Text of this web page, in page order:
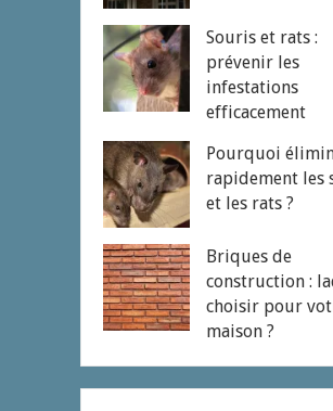
Souris et rats :
prévenir les
infestations
efficacement
Pourquoi
rapidement les
et les rats ?
Briques de
construction :
choisir pour
maison ?